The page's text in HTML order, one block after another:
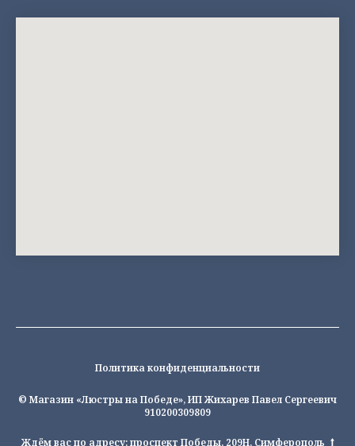
Политика конфиденциальности
© Магазин «Люстры на Победе», ИП Жихарев Павел Сергеевич
910200309809
Ждём вас по адресу: проспект Победы, 209Н, Симферополь